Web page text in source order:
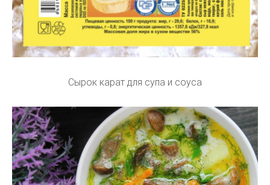
Сырок карат для супа и соуса